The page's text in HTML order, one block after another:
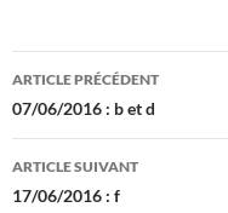
Navigation
des
articles
ARTICLE PRÉCÉDENT
07/06/2016 : b et d
ARTICLE SUIVANT
17/06/2016 : f